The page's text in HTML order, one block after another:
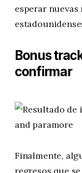
esperar nuevas
Bonus
confirmar
Finalmente,
regresos que